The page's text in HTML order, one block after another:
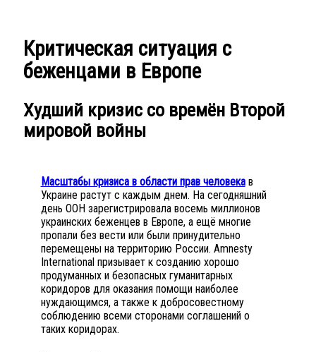
Критическая ситуация с
беженцами в Европе
Худший кризис со времён Второй
мировой войны
Масштабы кризиса в области прав человекав
Украине растут с каждым днем. На сегодняшний
день ООН зарегистрировала восемь миллионов
украинских беженцев в Европе, а ещё многие
пропали без вести или были принудительно
перемещены на территорию России. Amnesty
International призывает к созданию хорошо
продуманных и безопасных гуманитарных
коридоров для оказания помощи наиболее
нуждающимся, а также к добросовестному
соблюдению всеми сторонами соглашений о
таких коридорах.